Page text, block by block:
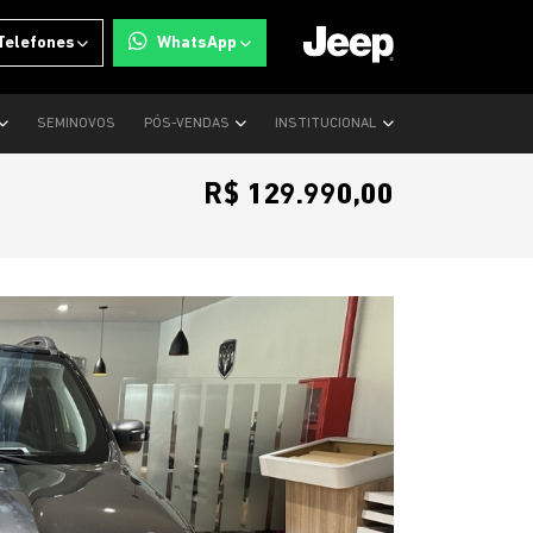
WhatsApp
SEMINOVOS PÓS-VENDAS INSTITUCIONAL
R$ 129.990,00